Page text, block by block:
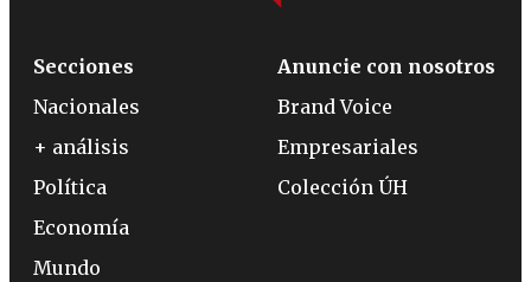
Secciones
Nacionales
+ análisis
Política
Economía
Mundo
Anuncie con nosotros
Brand Voice
Empresariales
Colección ÚH